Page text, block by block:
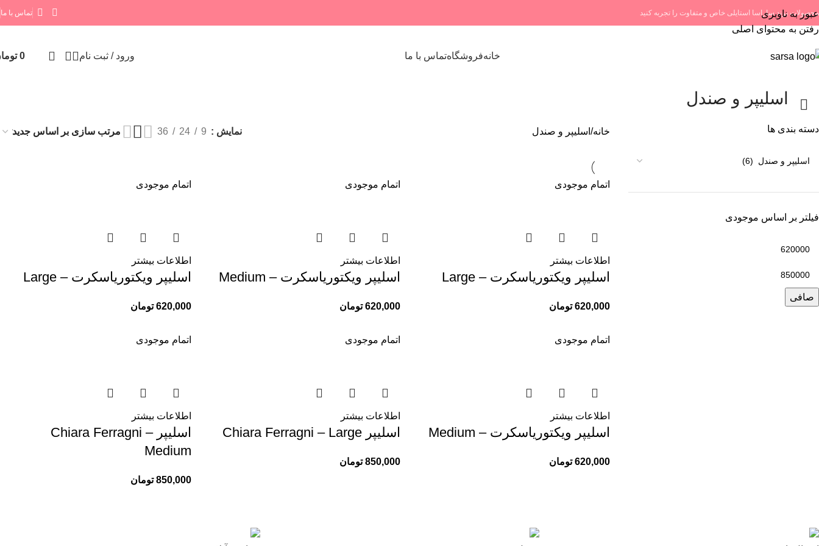
عبور به ناوبری
رفتن به محتوای اصلی
محصولات برند ساراسا استایلی خاص و متفاوت را تجربه کنید تماس با ما
خانهفروشگاهتماس با ما ورود / ثبت نام 0
اسلیپر و صندل
دسته بندی ها
فیلتر بر اساس موجودی
صافی
خانه اسلیپر و صندل نمایش 9
24
36
اتمام موجودی
اطلاعات بیشتر
اسلیپر ويكتورياسكرت – Large
620,000 تومان
اتمام موجودی
اطلاعات بیشتر
اسلیپر ويكتورياسكرت – Medium
620,000 تومان
اتمام موجودی
اطلاعات بیشتر
اسلیپر ويكتورياسكرت – Large
620,000 تومان
اتمام موجودی
اطلاعات بیشتر
اسلیپر ويكتورياسكرت – Medium
620,000 تومان
اتمام موجودی
اطلاعات بیشتر
اسلیپر Chiara Ferragni – Large
850,000 تومان
اتمام موجودی
اطلاعات بیشتر
اسلیپر Chiara Ferragni –
Medium
850,000 تومان